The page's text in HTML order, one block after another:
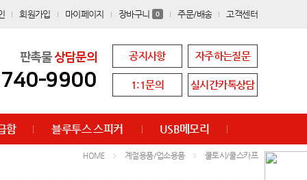
회원가입 마이페이지 장바구니 0 주문/배송 고객센터
판촉물상담문의
9900
공지사항 자주하는질문
1:1문의 실시간카톡상담
함 블루투스 스피커 USB메모리
HOME 계절용품/업소용품 쿨토시/쿨스카프